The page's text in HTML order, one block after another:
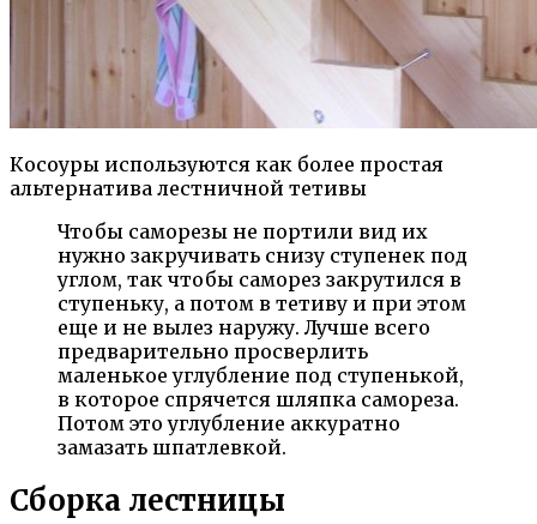
Косоуры используются как более простая
альтернатива лестничной тетивы
Чтобы саморезы не портили вид их
нужно закручивать снизу ступенек под
углом, так чтобы саморез закрутился в
ступеньку, а потом в тетиву и при этом
еще и не вылез наружу. Лучше всего
предварительно просверлить
маленькое углубление под ступенькой,
в которое спрячется шляпка самореза.
Потом это углубление аккуратно
замазать шпатлевкой.
Сборка лестницы